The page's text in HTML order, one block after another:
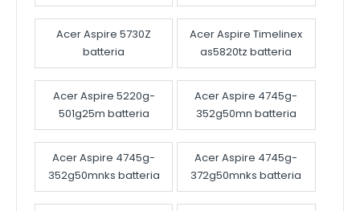
Acer Aspire 5730Z
batteria
Acer Aspire Timelinex
as5820tz batteria
Acer Aspire 5220g-
501g25m batteria
Acer Aspire 4745g-
352g50mn batteria
Acer Aspire 4745g-
352g50mnks batteria
Acer Aspire 4745g-
372g50mnks batteria